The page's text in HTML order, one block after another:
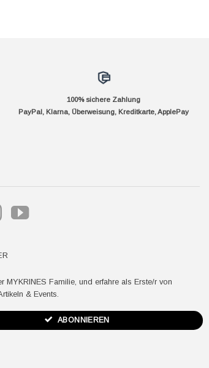
100% sichere Zahlung
PayPal, Klarna, Überweisung, Kreditkarte, ApplePay
MYKRINES Familie, und erfahre als Erste/r von
& Events.
ABONNIEREN